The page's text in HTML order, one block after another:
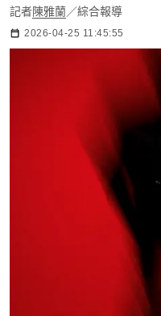
記者陳雅蘭／綜合報導
2026-04-25 11:45:55